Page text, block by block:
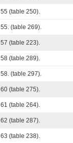
55 (table 250).
55. (table 269).
57 (table 223).
58 (table 289).
58. (table 297).
60 (table 275).
61 (table 264).
62 (table 287).
63 (table 238).